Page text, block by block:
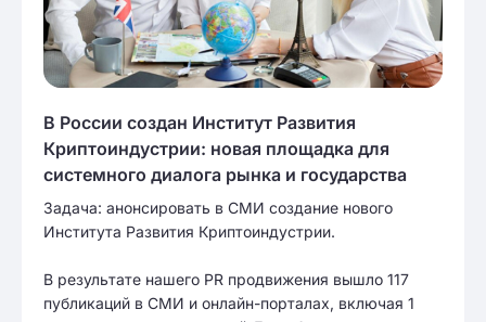
В России создан Институт Развития
Криптоиндустрии: новая площадка для
системного диалога рынка и государства
Задача: анонсировать в СМИ создание нового
Института Развития Криптоиндустрии.
В результате нашего PR продвижения вышло 117
публикаций в СМИ и онлайн-порталах, включая 1